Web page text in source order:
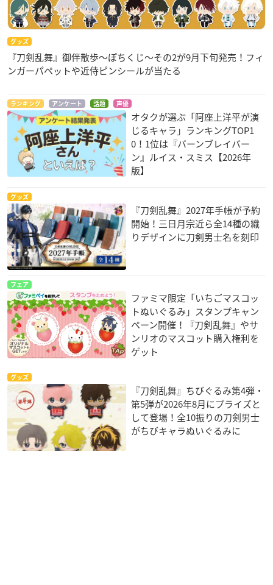
グッズ
『刀剣乱舞』御伴散歩～ぽちくじ～その2が9月下旬発売！フィ
ンガーパペットや近侍ピンシールが当たる
ランキング アンケート 話題 声優
オタクが選ぶ「阿座上洋平が演
じるキャラ」ランキングTOP1
0！1位は『バーンブレイバー
ン』ルイス・スミス【2026年
版】
グッズ
『刀剣乱舞』2027年手帳が予約
開始！三日月宗近ら全14種の織
りデザインに刀剣男士名を刻印
フェア
ファミマ限定「いちごマスコッ
トぬいぐるみ」スタンプキャン
ペーン開催！『刀剣乱舞』やサ
ンリオのマスコット購入権利を
ゲット
グッズ
『刀剣乱舞』ちびぐるみ第4弾・
第5弾が2026年8月にプライズと
して登場！全10振りの刀剣男士
がちびキャラぬいぐるみに